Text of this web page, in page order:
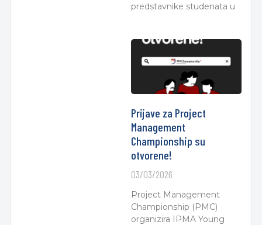
predstavnike studenata u
Prijave za Project
Management
Championship su
otvorene!
03/03/2026
Project Management
Championship (PMC)
organizira IPMA Young